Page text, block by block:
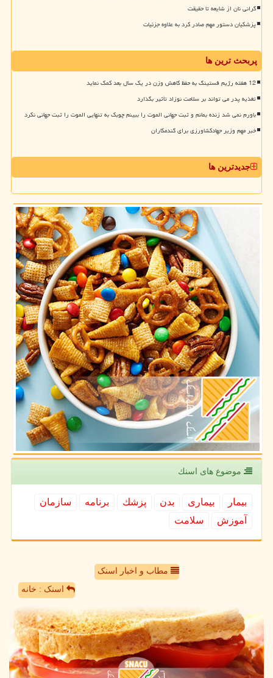
گرانی نان از شایعه تا حقیقت
پزشکیان دستور مهم صادر کرد به علاوه جزئیات
پربحث ترین ها
12 هفته رژیم فستینگ به حفظ کاهش وزن در یک سال بعد کمک نماید
تغذیه پدر می تواند بر سلامت نوزاد تأثیر بگذارد
باورم نمی شد زنده بمانم و ثبت جهانی الموت را ببینم چوبک به تنهایی الموت را ثبت جهانی نکرد
خبر مهم وزیر جهادکشاورزی برای گندمکاران
جدیدترین ها
موضوع های اسنك
بیمار بیماری بدن پزشك برنامه
سازمان
آموزش
سلامت
مطاب و اخبار اسنک
اسنک : خانه